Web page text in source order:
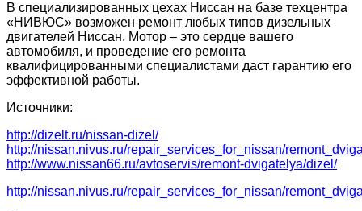
В специализированных цехах Ниссан на базе техцентра
«НИВЮС» возможен ремонт любых типов дизельных
двигателей Ниссан. Мотор – это сердце вашего
автомобиля, и проведение его ремонта
квалифицированными специалистами даст гарантию его
эффективной работы.
Источники:
http://dizelt.ru/nissan-dizel/
http://nissan.nivus.ru/repair_services_for_nissan/
http://www.nissan66.ru/avtoservis/remont-dvigatelya/dizel/
http://nissan.nivus.ru/repair_services_for_nissan/